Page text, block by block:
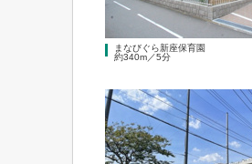
まなびぐら新座保育園
約340m／5分